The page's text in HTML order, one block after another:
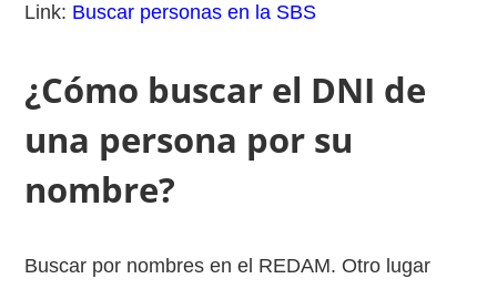
Link: Buscar personas en la SBS
¿Cómo buscar el DNI de
una persona por su
nombre?
Buscar por nombres en el REDAM. Otro lugar